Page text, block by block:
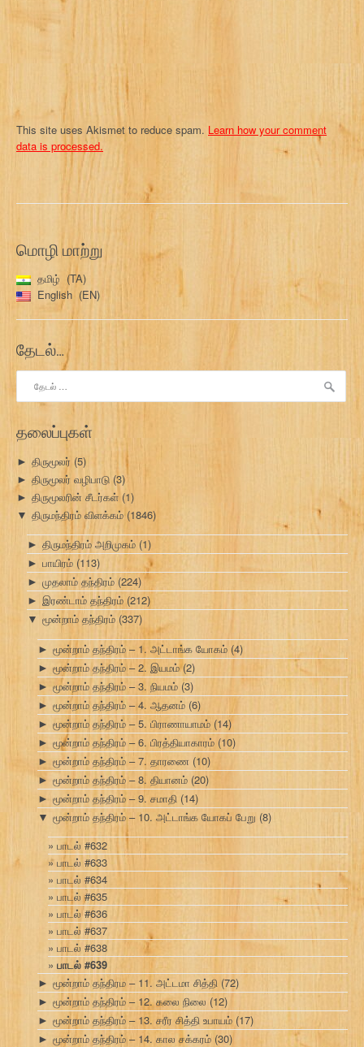
o
This site uses Akismet to reduce spam. Learn how your comment
data is processed.
மொழி மாற்று
தமிழ்
TA
English
EN
தேடல்…
தேடு:
தலைப்புகள்
► திருமூலர் (5)
► திருமூலர் வழிபாடு (3)
► திருமூலரின் சீடர்கள் (1)
▼ திருமந்திரம் விளக்கம் (1846)
► திருமந்திரம் அறிமுகம் (1)
► பாயிரம் (113)
► முதலாம் தந்திரம் (224)
► இரண்டாம் தந்திரம் (212)
▼ மூன்றாம் தந்திரம் (337)
► மூன்றாம் தந்திரம் – 1. அட்டாங்க யோகம் (4)
► மூன்றாம் தந்திரம் – 2. இயமம்(2)
► மூன்றாம் தந்திரம் – 3. நியமம் (3)
► மூன்றாம் தந்திரம் – 4. ஆதனம் (6)
► மூன்றாம் தந்திரம் – 5. பிராணாயாமம் (14)
► மூன்றாம் தந்திரம் – 6. பிரத்தியாகாரம் (10)
► மூன்றாம் தந்திரம் – 7. தாரணை (10)
► மூன்றாம் தந்திரம் – 8. தியானம் (20)
► மூன்றாம் தந்திரம் – 9. சமாதி (14)
▼ மூன்றாம் தந்திரம் – 10. அட்டாங்க யோகப் பேறு (8)
பாடல் #632
பாடல் #633
பாடல் #634
பாடல் #635
பாடல் #636
பாடல் #637
பாடல் #638
பாடல் #639
► மூன்றாம் தந்திரம – 11. அட்டமா சித்தி (72)
► மூன்றாம் தந்திரம் – 12. கலை நிலை (12)
► மூன்றாம் தந்திரம் – 13. சரீர சித்தி உபாயம் (17)
► மூன்றாம் தந்திரம் – 14. கால சக்கரம் (30)